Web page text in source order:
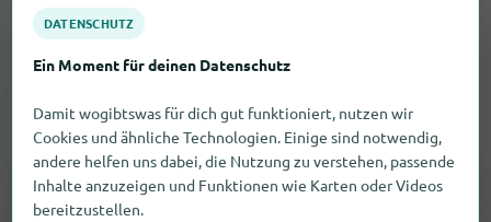
SUCHAUFTRAG
Drogerieartikel in Kreypau nicht
DATENSCHUTZ
Ein Moment für deinen Datenschutz
Damit wogibtswas für dich gut funktioniert, nutzen wir
Cookies und ähnliche Technologien. Einige sind notwendig,
andere helfen uns dabei, die Nutzung zu verstehen, passende
Inhalte anzuzeigen und Funktionen wie Karten oder Videos
bereitzustellen.